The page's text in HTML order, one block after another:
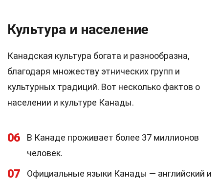
Культура и население
Канадская культура богата и разнообразна,
благодаря множеству этнических групп и
культурных традиций. Вот несколько фактов о
населении и культуре Канады.
06
В Канаде проживает более 37 миллионов
человек.
07
Официальные языки Канады — английский и